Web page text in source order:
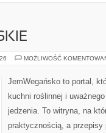
MOŻLIWOŚĆ
JemWegańsko to portal,
kuchni roślinnej i
jedzenia. To witryna, na
praktycznością, a przepisy